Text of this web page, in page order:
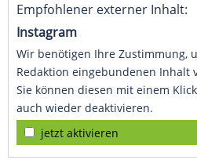
Empfohlener externer Inhalt:
Instagram
Wir benötigen Ihre Zustimmung,
Redaktion eingebundenen Inhalt
Sie können diesen mit einem
auch wieder deaktivieren.
jetzt aktivieren